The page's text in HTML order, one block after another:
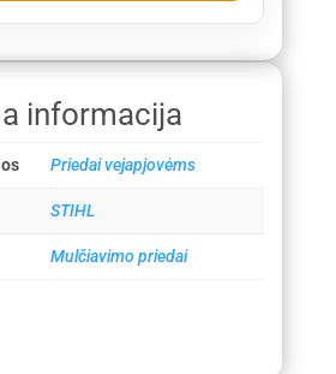
informacija
Priedai vejapjovėms
STIHL
Mulčiavimo priedai